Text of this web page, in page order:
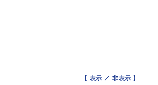
【 表示 ／ 非表示 】